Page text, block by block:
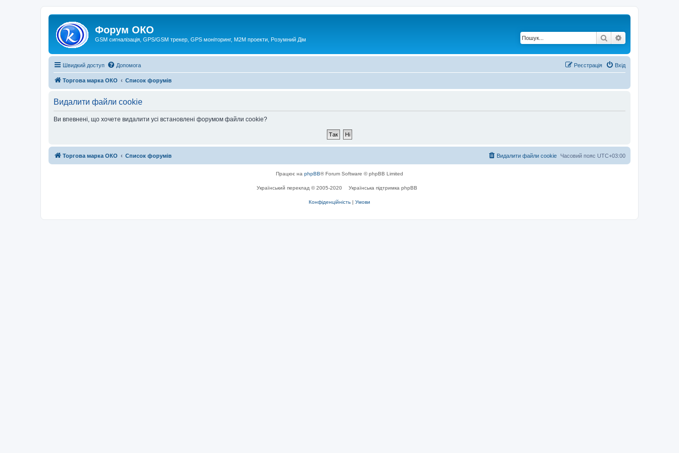
Форум ОКО
GSM сигналізація, GPS/GSM трекер, GPS моніторинг, М2М проекти, Розумний Дім Пошук
Швидкий доступ Допомога Вхід
Реєстрація
Торгова марка ОКО Список форумів
Видалити файли cookie
Ви впевнені, що хочете видалити усі встановлені форумом файли cookie?
Торгова марка ОКО Список форумів Часовий пояс UTC+03:00
Видалити файли cookie
Працює на phpBB® Forum Software © phpBB Limited
Український переклад © 2005-2020 Українська підтримка phpBB
Конфіденційність | Умови